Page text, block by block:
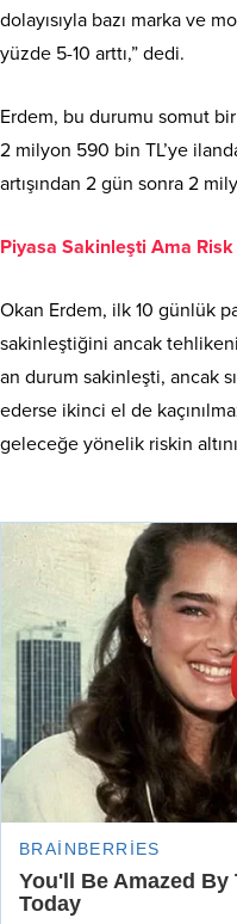
dolayısıyla bazı marka ve
yüzde 5-10 arttı,” dedi.
Erdem, bu durumu somut
2 milyon 590 bin TL’ye
artışından 2 gün sonra 2
Piyasa Sakinleşti Ama
Okan Erdem, ilk 10 günlük
sakinleştiğini ancak
an durum sakinleşti, ancak
ederse ikinci el de
geleceğe yönelik riskin